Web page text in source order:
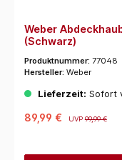
Weber
(Schwarz)
Produktnummer: 77048
Hersteller: Weber
Lieferzeit: Sofort
89,99 € UVP99,99 €